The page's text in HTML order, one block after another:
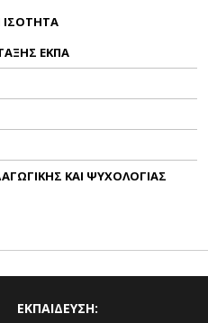
ΙΣΟΤΗΤΑ
ΕΚΠΑ
ΚΑΙ ΨΥΧΟΛΟΓΙΑΣ
ΕΚΠΑΙΔΕΥΣΗ: